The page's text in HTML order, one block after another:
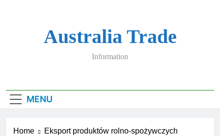
Australia Trade
Information
MENU
Home Eksport produktów rolno-spożywczych